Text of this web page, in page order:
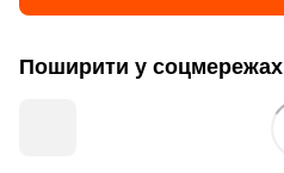
Поширити у соцмережах